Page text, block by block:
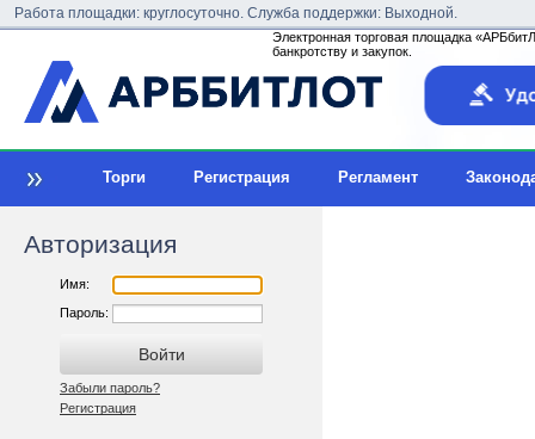
Работа площадки: круглосуточно. Служба поддержки: Выходной.
Электронная торговая площадка
банкротству и закупок.
Торги Регистрация Регламент
Авторизация
Имя:
Пароль:
Забыли пароль?
Регистрация